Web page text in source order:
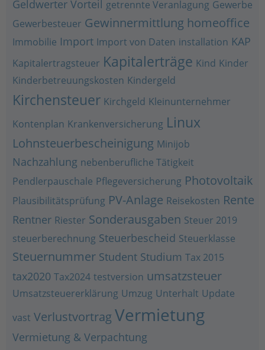
Geldwerter Vorteil getrennte Veranlagung Gewerbe
Gewerbesteuer Gewinnermittlung homeoffice
Immobilie Import Import von Daten installation KAP
Kapitalertragsteuer Kapitalerträge Kind Kinder
Kinderbetreuungskosten Kindergeld
Kirchensteuer Kirchgeld Kleinunternehmer
Kontenplan Krankenversicherung Linux
Lohnsteuerbescheinigung Minijob
Nachzahlung nebenberufliche Tätigkeit
Pendlerpauschale Pflegeversicherung Photovoltaik
Plausibilitätsprüfung PV-Anlage Reisekosten Rente
Rentner Riester Sonderausgaben Steuer 2019
steuerberechnung Steuerbescheid Steuerklasse
Steuernummer Student Studium Tax 2015
tax2020 Tax2024 testversion umsatzsteuer
Umsatzsteuererklärung Umzug Unterhalt Update
vast VerlustvortragVermietung
Vermietung & Verpachtung